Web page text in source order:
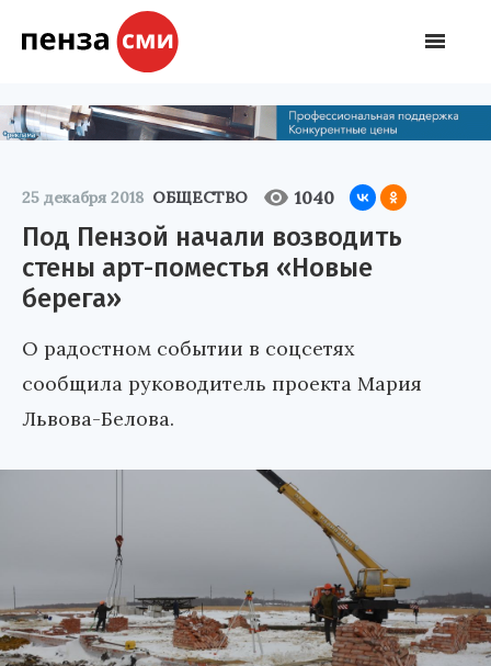
25 декабря 2018 ОБЩЕСТВО 1040
Под Пензой начали возводить
стены арт-поместья «Новые
берега»
О радостном событии в соцсетях
сообщила руководитель проекта Мария
Львова-Белова.